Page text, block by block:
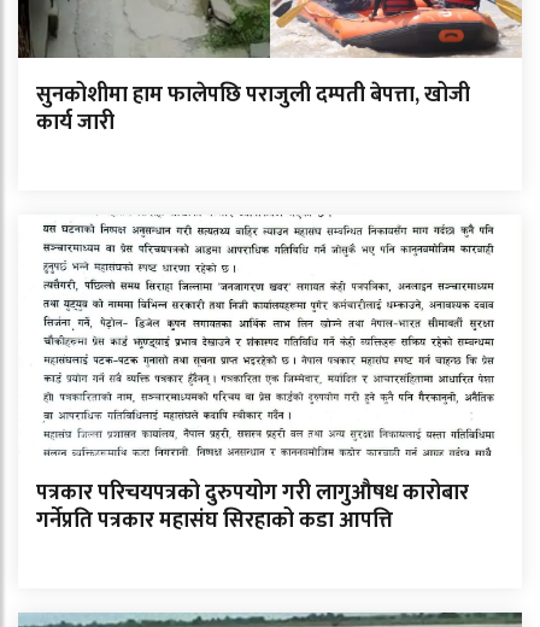
सुनकोशीमा हाम फालेपछि पराजुली दम्पती बेपत्ता, खोजी
कार्य जारी
पत्रकार परिचयपत्रको दुरुपयोग गरी लागुऔषध कारोबार
गर्नेप्रति पत्रकार महासंघ सिरहाको कडा आपत्ति